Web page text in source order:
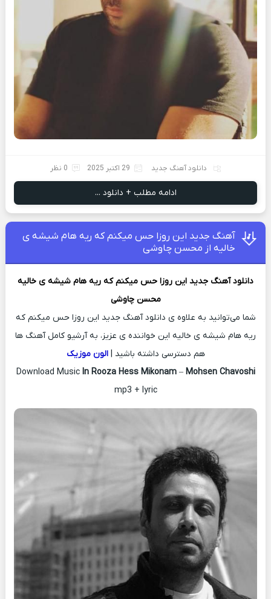
دانلود آهنگ جدید 29 اکتبر 2025 0 نظر
ادامه مطلب + دانلود ...
آهنگ جدید این روزا حس میکنم که ریه هام شیشه ی
خالیه از محسن چاوشی
دانلود آهنگ جدید این روزا حس میکنم که ریه هام شیشه ی خالیه
محسن چاوشی
شما می‌توانید به علاوه ی دانلود آهنگ جدید این روزا حس میکنم که
ریه هام شیشه ی خالیه این خواننده ی عزیز، به آرشیو کامل آهنگ ها
هم دسترسی داشته باشید |الون موزیک
Download Music In Rooza Hess Mikonam– Mohsen Chavoshi
mp3 + lyric